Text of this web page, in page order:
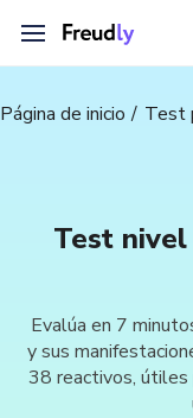
Página de inicio Test
Test
Evalúa en 7
y sus
38 reactivos, útiles